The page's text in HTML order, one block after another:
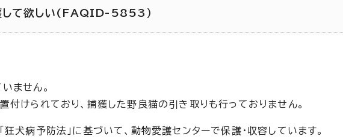
して欲しい(FAQID-5853）
ません。
付けられており、捕獲した野良猫の引き取りも行っておりません。
犬病予防法」に基づいて、動物愛護センターで保護・収容しています。